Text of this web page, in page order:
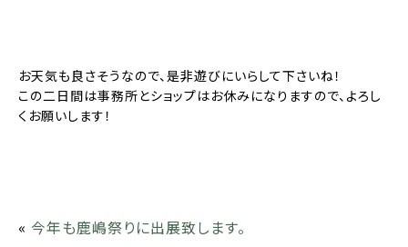
お天気も良さそうなので、是非遊びにいらして下さいね！
この二日間は事務所とショップはお休みになりますので、よろし
くお願いします！
« 今年も鹿嶋祭りに出展致します。